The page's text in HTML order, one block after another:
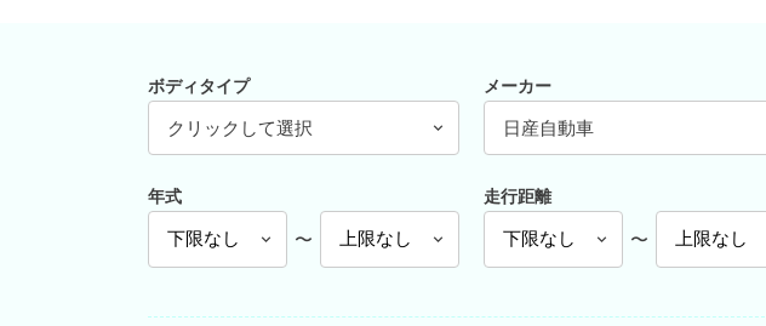
ボディタイプ
クリックして選択
メーカー
日産自動車
年式
〜
走行距離
〜